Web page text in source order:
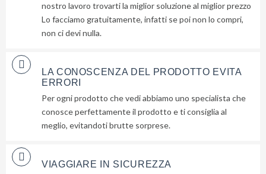
nostro lavoro trovarti la miglior soluzione al miglior prezzo
Lo facciamo gratuitamente, infatti se poi non lo compri,
non ci devi nulla.
LA CONOSCENZA DEL PRODOTTO EVITA
ERRORI
Per ogni prodotto che vedi abbiamo uno specialista che
conosce perfettamente il prodotto e ti consiglia al
meglio, evitandoti brutte sorprese.
VIAGGIARE IN SICUREZZA